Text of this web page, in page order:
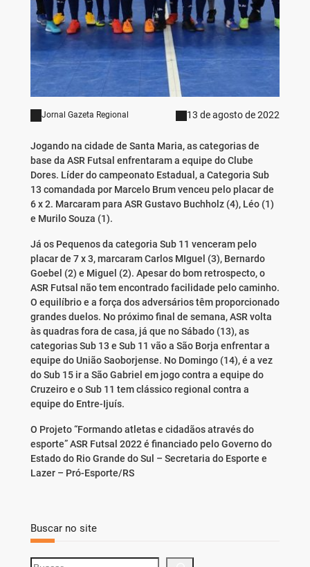
Jornal Gazeta Regional 13 de agosto de 2022
Jogando na cidade de Santa Maria, as categorias de
base da ASR Futsal enfrentaram a equipe do Clube
Dores. Líder do campeonato Estadual, a Categoria Sub
13 comandada por Marcelo Brum venceu pelo placar de
6 x 2. Marcaram para ASR Gustavo Buchholz (4), Léo (1)
e Murilo Souza (1).
Já os Pequenos da categoria Sub 11 venceram pelo
placar de 7 x 3, marcaram Carlos MIguel (3), Bernardo
Goebel (2) e Miguel (2). Apesar do bom retrospecto, o
ASR Futsal não tem encontrado facilidade pelo caminho.
O equilíbrio e a força dos adversários têm proporcionado
grandes duelos. No próximo final de semana, ASR volta
às quadras fora de casa, já que no Sábado (13), as
categorias Sub 13 e Sub 11 vão a São Borja enfrentar a
equipe do União Saoborjense. No Domingo (14), é a vez
do Sub 15 ir a São Gabriel em jogo contra a equipe do
Cruzeiro e o Sub 11 tem clássico regional contra a
equipe do Entre-Ijuís.
O Projeto “Formando atletas e cidadãos através do
esporte” ASR Futsal 2022 é financiado pelo Governo do
Estado do Rio Grande do Sul – Secretaria do Esporte e
Lazer – Pró-Esporte/RS
Buscar no site
S